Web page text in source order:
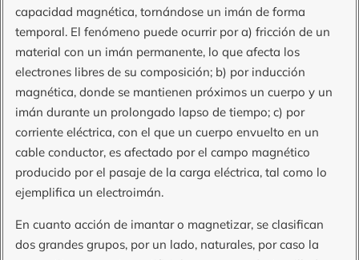
capacidad magnética, tornándose un imán de forma
temporal. El fenómeno puede ocurrir por a) fricción de un
material con un imán permanente, lo que afecta los
electrones libres de su composición; b) por inducción
magnética, donde se mantienen próximos un cuerpo y un
imán durante un prolongado lapso de tiempo; c) por
corriente eléctrica, con el que un cuerpo envuelto en un
cable conductor, es afectado por el campo magnético
producido por el pasaje de la carga eléctrica, tal como lo
ejemplifica un electroimán.
En cuanto acción de imantar o magnetizar, se clasifican
dos grandes grupos, por un lado, naturales, por caso la